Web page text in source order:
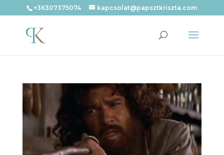
+36307375074 kapcsolat@papsztkriszta.com